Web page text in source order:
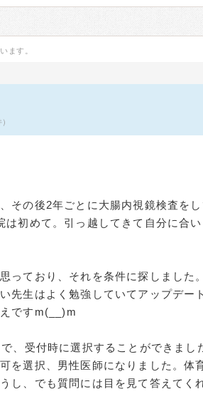
ます。
その後2年ごとに大腸内視鏡検査を
は初めて。引っ越してきて自分に合
っており、それを条件に探しました
先生はよく勉強していてアップデー
ですm(__)m
、受付時に選択することができまし
を選択、男性医師になりました。体
し、でも質問には目を見て答えてく